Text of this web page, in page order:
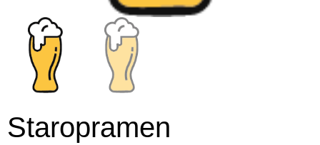
Staropramen